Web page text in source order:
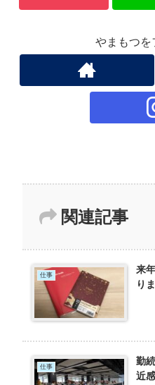
やまもつを
関連記事
仕事
来
り
仕事
勤
近